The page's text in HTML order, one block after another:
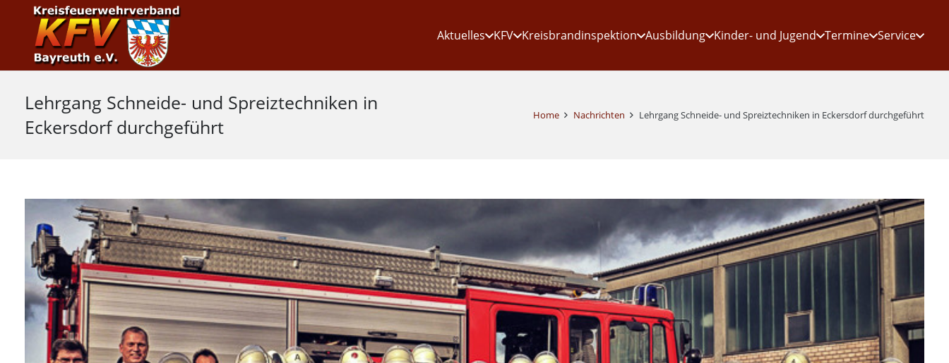
Aktuelles KFV Kreisbrandinspektion Ausbildung Kinder- und Jugend Termine Service
Lehrgang Schneide- und Spreiztechniken in
Eckersdorf durchgeführt
Home Nachrichten Lehrgang Schneide- und Spreiztechniken in Eckersdorf durchgeführt